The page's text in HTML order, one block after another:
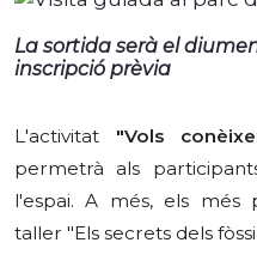
La sortida serà el
inscripció prèvia
L'activitat "Vols
permetrà als
l'espai. A més, els més
taller "Els secrets dels